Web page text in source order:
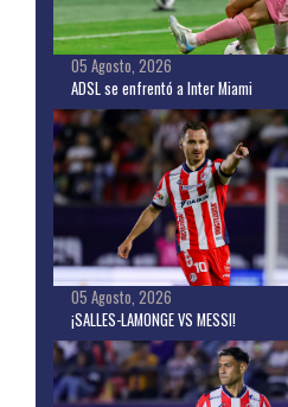
05 Agosto, 2026
ADSL se enfrentó a Inter Miami
05 Agosto, 2026
¡SALLES-LAMONGE VS MESSI!